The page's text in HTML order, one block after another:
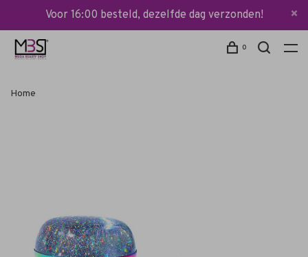
Voor 16:00 besteld, dezelfde dag verzonden!
0
Home